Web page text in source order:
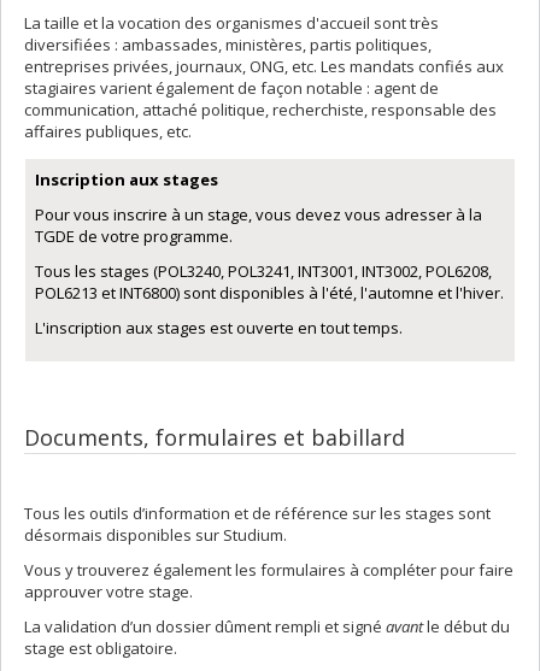
La taille et la vocation des organismes d'accueil sont très
diversifiées : ambassades, ministères, partis politiques,
entreprises privées, journaux, ONG, etc. Les mandats confiés aux
stagiaires varient également de façon notable : agent de
communication, attaché politique, recherchiste, responsable des
affaires publiques, etc.
Inscription aux stages
Pour vous inscrire à un stage, vous devez vous adresser à la
TGDE de votre programme.
Tous les stages (POL3240, POL3241, INT3001, INT3002, POL6208,
POL6213 et INT6800) sont disponibles à l'été, l'automne et l'hiver.
L'inscription aux stages est ouverte en tout temps.
Documents, formulaires et babillard
Tous les outils d’information et de référence sur les stages sont
désormais disponibles sur Studium.
Vous y trouverez également les formulaires à compléter pour faire
approuver votre stage.
La validation d’un dossier dûment rempli et signé avantle début du
stage est obligatoire.